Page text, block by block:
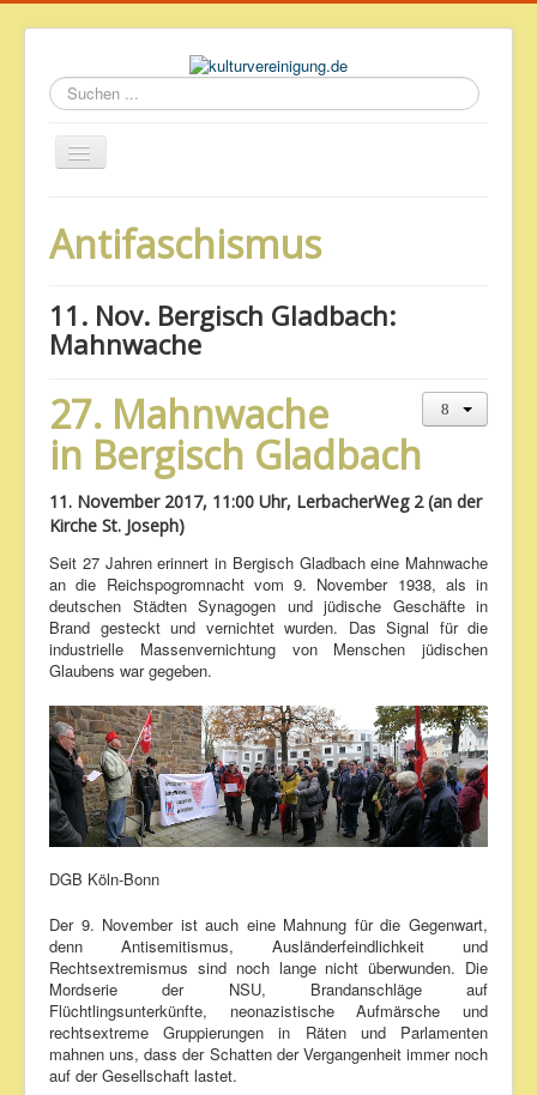
Suchen
...
Geschichte des Volkshauses
Impressum & Datenschutz
Antifaschismus
11. Nov. Bergisch Gladbach:
Mahnwache
27. Mahnwache
in Bergisch Gladbach
11. November 2017, 11:00 Uhr, LerbacherWeg 2 (an der
Kirche St. Joseph)
Seit 27 Jahren erinnert in Bergisch Gladbach eine Mahnwache
an die Reichspogromnacht vom 9. November 1938, als in
deutschen Städten Synagogen und jüdische Geschäfte in
Brand gesteckt und vernichtet wurden. Das Signal für die
industrielle Massenvernichtung von Menschen jüdischen
Glaubens war gegeben.
DGB Köln-Bonn
Der 9. November ist auch eine Mahnung für die Gegenwart,
denn Antisemitismus, Ausländerfeindlichkeit und
Rechtsextremismus sind noch lange nicht überwunden. Die
Mordserie der NSU, Brandanschläge auf
Flüchtlingsunterkünfte, neonazistische Aufmärsche und
rechtsextreme Gruppierungen in Räten und Parlamenten
mahnen uns, dass der Schatten der Vergangenheit immer noch
auf der Gesellschaft lastet.